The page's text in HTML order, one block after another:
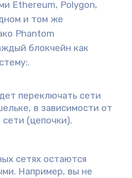
Ethereum, Polygon,
и том же
Phantom
блокчейн как
.
переключать сети
, в зависимости от
(цепочки).
сетях остаются
Например, вы не